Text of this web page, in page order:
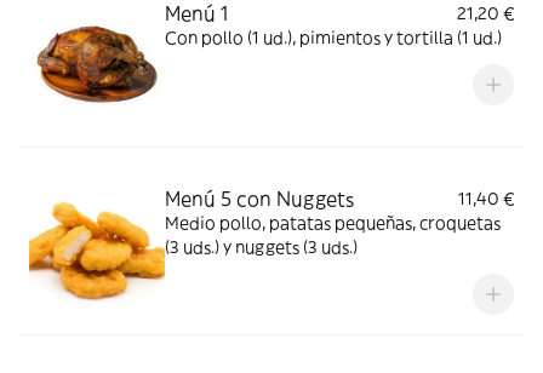
Menú 1
21,20 €
Con pollo (1 ud.), pimientos y tortilla (1 ud.)
Menú 5 con Nuggets
11,40 €
Medio pollo, patatas pequeñas, croquetas
(3 uds.) y nuggets (3 uds.)